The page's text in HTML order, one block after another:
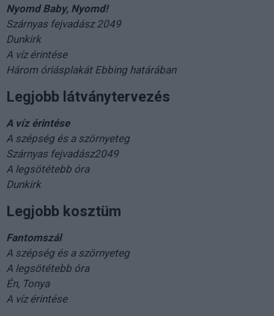
Nyomd Baby, Nyomd!
Szárnyas fejvadász 2049
Dunkirk
A víz érintése
Három óriásplakát Ebbing határában
Legjobb látványtervezés
A víz érintése
A szépség és a szörnyeteg
Szárnyas fejvadász2049
A legsötétebb óra
Dunkirk
Legjobb kosztüm
Fantomszál
A szépség és a szörnyeteg
A legsötétebb óra
Én, Tonya
A víz érintése